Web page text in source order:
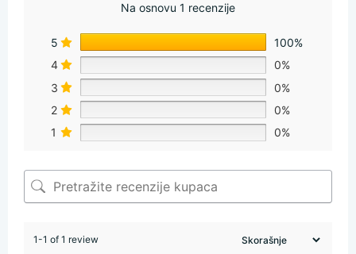
Na osnovu 1 recenzije
5
100%
4
0%
3
0%
2
0%
1
0%
1-1 of 1 review